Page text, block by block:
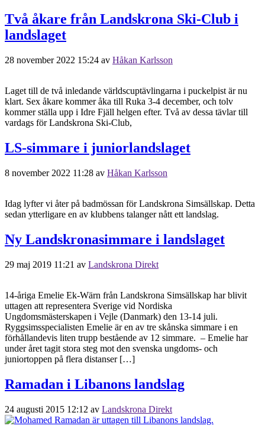
Två åkare från Landskrona Ski-Club i
landslaget
28 november 2022 15:24 av Håkan Karlsson
Laget till de två inledande världscuptävlingarna i puckelpist är nu
klart. Sex åkare kommer åka till Ruka 3-4 december, och tolv
kommer ställa upp i Idre Fjäll helgen efter. Två av dessa tävlar till
vardags för Landskrona Ski-Club,
LS-simmare i juniorlandslaget
8 november 2022 11:28 av Håkan Karlsson
Idag lyfter vi åter på badmössan för Landskrona Simsällskap. Detta
sedan ytterligare en av klubbens talanger nått ett landslag.
Ny Landskronasimmare i landslaget
29 maj 2019 11:21 av Landskrona Direkt
14-åriga Emelie Ek-Wärn från Landskrona Simsällskap har blivit
uttagen att representera Sverige vid Nordiska
Ungdomsmästerskapen i Vejle (Danmark) den 13-14 juli.
Ryggsimsspecialisten Emelie är en av tre skånska simmare i en
förhållandevis liten trupp bestående av 12 simmare. – Emelie har
under året tagit stora steg mot den svenska ungdoms- och
juniortoppen på flera distanser […]
Ramadan i Libanons landslag
24 augusti 2015 12:12 av Landskrona Direkt